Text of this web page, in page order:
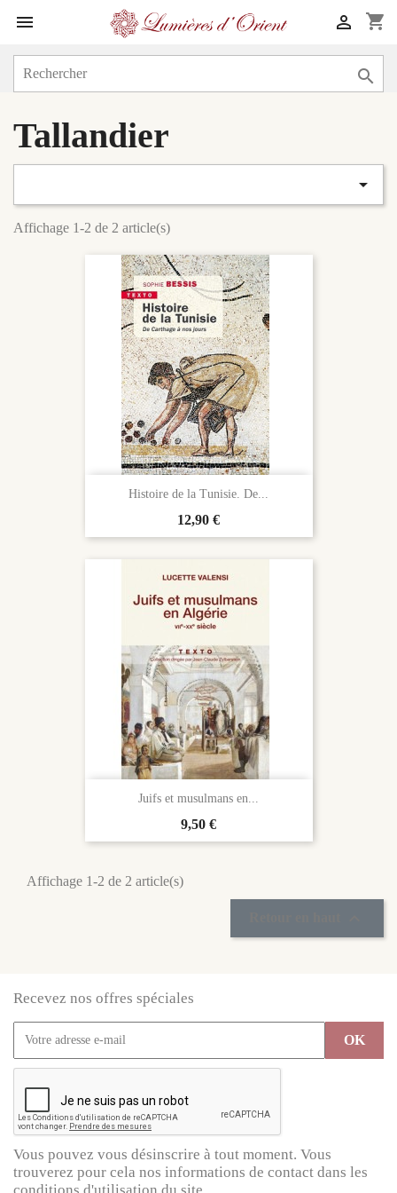
 shopping_cart


Tallandier

Affichage 1-2 de 2 article(s)
Histoire de la Tunisie. De...
Prix
12,90 €
Juifs et musulmans en...
Prix
9,50 €
Affichage 1-2 de 2 article(s)
Recevez nos offres spéciales
Vous pouvez vous désinscrire à tout moment. Vous
trouverez pour cela nos informations de contact dans les